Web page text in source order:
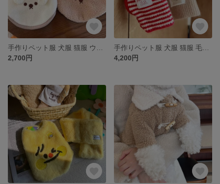
2,700円
4,200円